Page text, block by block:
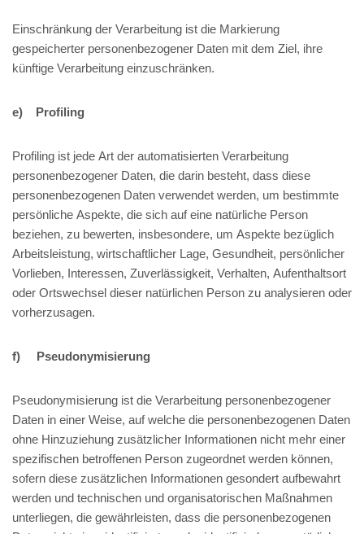
Einschränkung der Verarbeitung ist die Markierung
gespeicherter personenbezogener Daten mit dem Ziel, ihre
künftige Verarbeitung einzuschränken.
e) Profiling
Profiling ist jede Art der automatisierten Verarbeitung
personenbezogener Daten, die darin besteht, dass diese
personenbezogenen Daten verwendet werden, um bestimmte
persönliche Aspekte, die sich auf eine natürliche Person
beziehen, zu bewerten, insbesondere, um Aspekte bezüglich
Arbeitsleistung, wirtschaftlicher Lage, Gesundheit, persönlicher
Vorlieben, Interessen, Zuverlässigkeit, Verhalten, Aufenthaltsort
oder Ortswechsel dieser natürlichen Person zu analysieren oder
vorherzusagen.
f) Pseudonymisierung
Pseudonymisierung ist die Verarbeitung personenbezogener
Daten in einer Weise, auf welche die personenbezogenen Daten
ohne Hinzuziehung zusätzlicher Informationen nicht mehr einer
spezifischen betroffenen Person zugeordnet werden können,
sofern diese zusätzlichen Informationen gesondert aufbewahrt
werden und technischen und organisatorischen Maßnahmen
unterliegen, die gewährleisten, dass die personenbezogenen